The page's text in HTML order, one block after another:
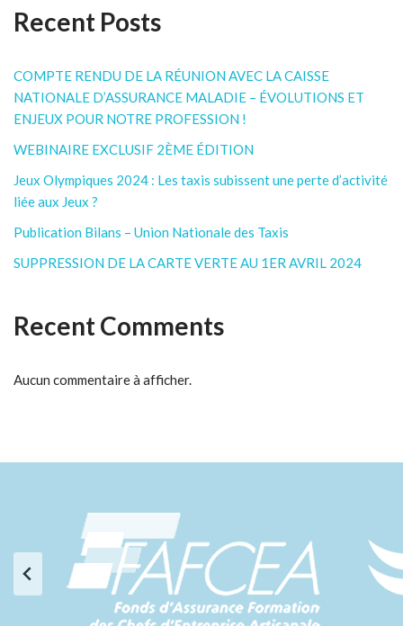
Recent Posts
COMPTE RENDU DE LA RÉUNION AVEC LA CAISSE
NATIONALE D’ASSURANCE MALADIE – ÉVOLUTIONS ET
ENJEUX POUR NOTRE PROFESSION !
WEBINAIRE EXCLUSIF 2ÈME ÉDITION
Jeux Olympiques 2024 : Les taxis subissent une perte d’activité
liée aux Jeux ?
Publication Bilans – Union Nationale des Taxis
SUPPRESSION DE LA CARTE VERTE AU 1ER AVRIL 2024
Recent Comments
Aucun commentaire à afficher.